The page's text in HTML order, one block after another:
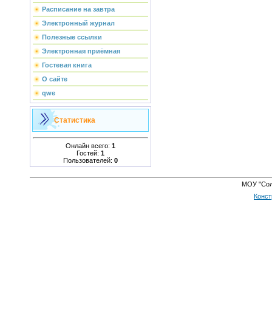
Расписание на завтра
Электронный журнал
Полезные ссылки
Электронная приёмная
Гостевая книга
О сайте
qwe
Статистика
Онлайн всего: 1
Гостей: 1
Пользователей: 0
МОУ